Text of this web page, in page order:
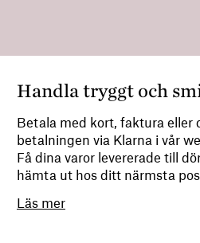
Handla tryggt och
Betala med kort, faktura eller
betalningen via Klarna i vår
Få dina varor levererade till
hämta ut hos ditt närmsta
Läs mer